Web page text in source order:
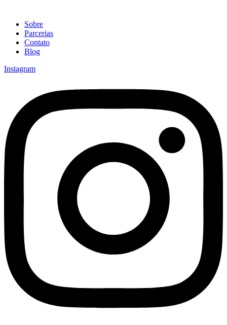
Sobre
Parcerias
Contato
Blog
Instagram